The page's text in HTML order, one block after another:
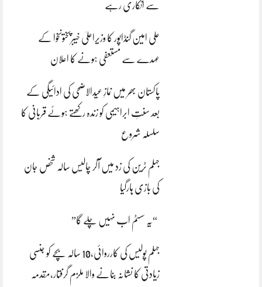
سے انکاری رہے
علی امین گنڈاپور کا وزیراعلیٰ خیبرپختونخوا کے
عہدے سے مستعفی ہونے کا اعلان
پاکستان بھر میں نمازِ عیدالاضحی کی ادائیگی کے
بعد سنتِ ابراہیمی کو زندہ رکھتے ہوئے قربانی کا
سلسلہ شروع
جہلم ٹرین کی زد میں آکر چالیس سالہ شخص جان
کی بازی ہارگیا
“یہ سسٹم اب نہیں چلے گا”
جہلم پولیس کی کارروائی،10 سالہ بچے کو جنسی
زیادتی کا نشانہ بنانے والا ملزم گرفتار،مقدمہ